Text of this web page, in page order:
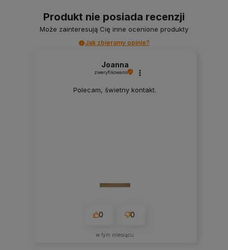
Produkt nie posiada recenzji
Może zainteresują Cię inne ocenione produkty
Jak zbieramy opinie?
Joanna
zweryfikowano
Polecam, świetny kontakt.
0 0
w tym miesiącu